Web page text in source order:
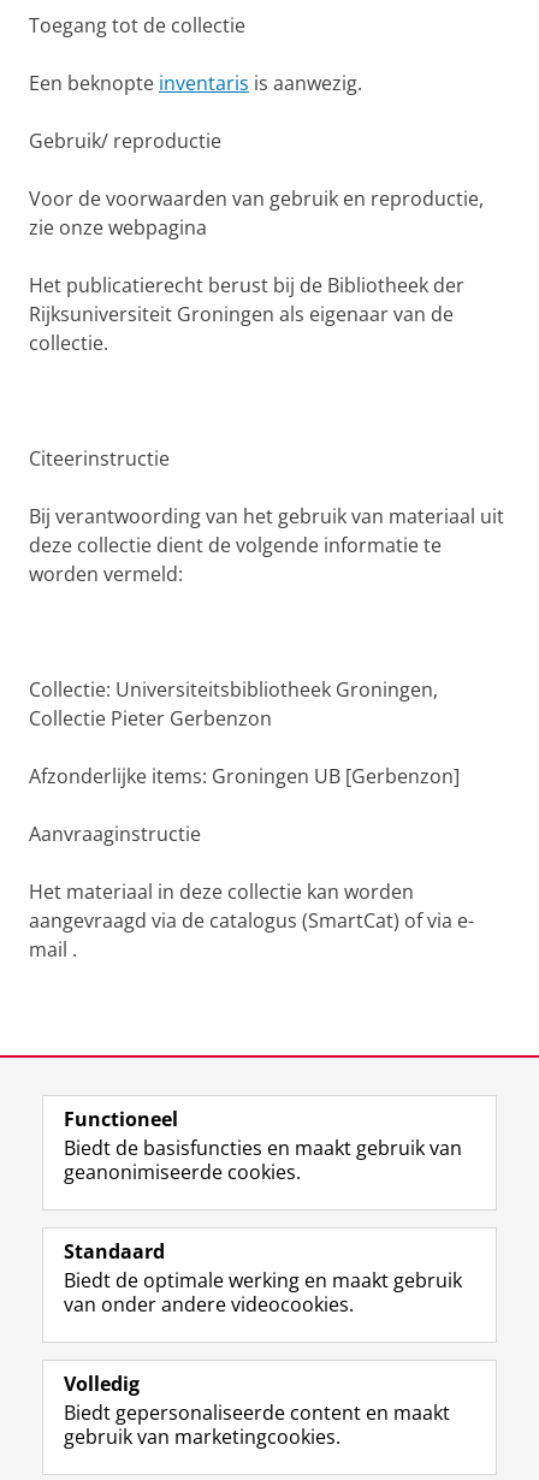
Toegang tot de collectie
Een beknopte inventaris is aanwezig.
Gebruik/ reproductie
Voor de voorwaarden van gebruik en reproductie,
zie onze webpagina
Het publicatierecht berust bij de Bibliotheek der
Rijksuniversiteit Groningen als eigenaar van de
collectie.
Citeerinstructie
Bij verantwoording van het gebruik van materiaal uit
deze collectie dient de volgende informatie te
worden vermeld:
Collectie: Universiteitsbibliotheek Groningen,
Collectie Pieter Gerbenzon
Afzonderlijke items: Groningen UB [Gerbenzon]
Aanvraaginstructie
Het materiaal in deze collectie kan worden
aangevraagd via de catalogus (SmartCat) of via e-
mail .
View this page in:English
Volg ons op
M
a
t
o
o
p
r
I
n
t
r
m
De UB voor medewerkers
Praktisch
Over de UB
Functioneel
Biedt de basisfuncties en maakt gebruik van
geanonimiseerde cookies.
Standaard
Biedt de optimale werking en maakt gebruik
van onder andere videocookies.
Volledig
Biedt gepersonaliseerde content en maakt
gebruik van marketingcookies.